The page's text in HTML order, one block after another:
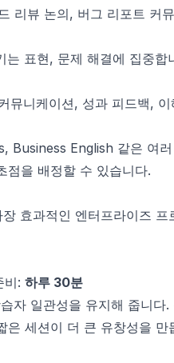
리뷰 논의, 버그 리포트 커
는 표현, 문제 해결에 집중
뮤니케이션, 성과 피드백,
English 같은 여
점을 배정할 수 있습니다.
효과적인 엔터프라이즈
비: 하루 30분
자 일관성을 유지해 줍니다
은 세션이 더 큰 유창성을 만